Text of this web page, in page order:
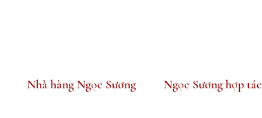
Nhà hàng Ngọc Sương Ngọc Sương hợp tác